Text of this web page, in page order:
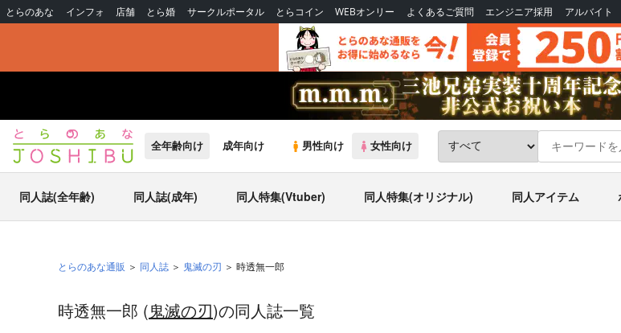
とらのあな インフォ 店舗 とら婚 サークルポータル とらコイン WEBオンリー よくあるご質問 エンジニア採用 アルバイト
全年齢向け 成年向け 男性向け 女性向け
同人誌(全年齢) 同人誌(成年) 同人特集(Vtuber) 同人特集(オリジナル) 同人アイテム
とらのあな通販 同人誌 鬼滅の刃 時透無一郎
時透無一郎 (鬼滅の刃)の同人誌一覧